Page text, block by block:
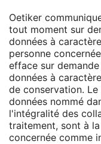
Oetiker
tout moment sur
données à
personne
efface sur
données à
de conservation.
données nommé
l'intégralité des
traitement, sont à
concernée comme